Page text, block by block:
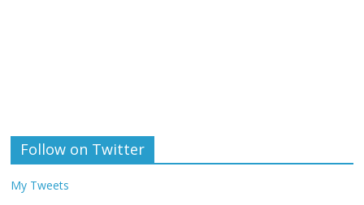
Follow on Twitter
My Tweets